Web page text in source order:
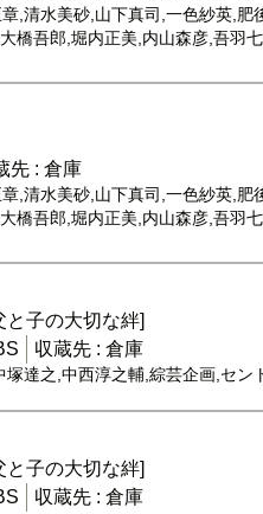
,清水美砂,山下真司,一色紗英,肥
橋吾郎,堀内正美,内山森彦,吾羽
先 : 倉庫
,清水美砂,山下真司,一色紗英,肥
橋吾郎,堀内正美,内山森彦,吾羽
子の大切な絆]
収蔵先 : 倉庫
塚達之,中西淳之輔,綜芸企画,セン
子の大切な絆]
収蔵先 : 倉庫